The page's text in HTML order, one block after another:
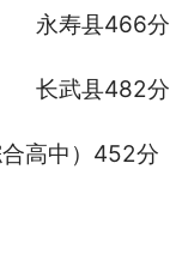
寿县466分
长武县482分
高中）452分